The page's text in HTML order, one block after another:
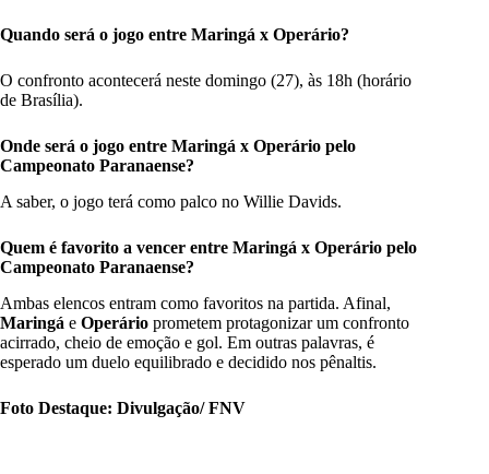
Quando será o jogo entre Maringá x Operário?
O confronto acontecerá neste domingo (27), às 18h (horário
de Brasília).
Onde será o jogo entre Maringá x Operário pelo
Campeonato Paranaense?
A saber, o jogo terá como palco no Willie Davids.
Quem é favorito a vencer entre Maringá x Operário pelo
Campeonato Paranaense?
Ambas elencos entram como favoritos na partida. Afinal,
Maringá e Operário prometem protagonizar um confronto
acirrado, cheio de emoção e gol. Em outras palavras, é
esperado um duelo equilibrado e decidido nos pênaltis.
Foto Destaque: Divulgação/ FNV